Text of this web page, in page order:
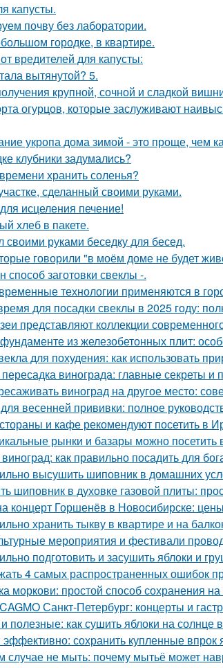
капусты.
почву без лаборатории.
городке, в квартире.
вредителей для капусты:
вытянутой? 5.
крупной, сочной и сладкой
огурцов, которые заслуживают
укропа дома зимой - это проще, чем
клубники задумались?
хранить соленья?
сделанный своими руками.
исцеления печение!
хлеб в пакете.
своими руками беседку для бесед.
говорили "в моём доме не будет
способ заготовки свеклы -.
технологии применяются в
для посадки свеклы в 2025 году:
представляют коллекции
из железобетонных плит:
для похудения: как использовать
винограда: главные секреты и
виноград на другое место:
весенней прививки: полное
и кафе рекомендуют посетить в
рынки и базары можно посетить
как правильно посадить для
высушить шиповник в домашних
шиповник в духовке газовой плиты:
концерт Горшенёв в Новосибирске:
хранить тыкву в квартире и на
мероприятия и фестивали
подготовить и засушить яблоки и
4 самых распространенных ошибок
моркови: простой способ сохранения
Санкт-Петербург: концерты и
полезные: как сушить яблоки на солнце
сохранить купленные впрок
случае не мыть: почему мытьё может